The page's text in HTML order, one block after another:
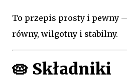
To przepis prosty i pewny
równy, wilgotny i stabilny.
🥧 Składniki